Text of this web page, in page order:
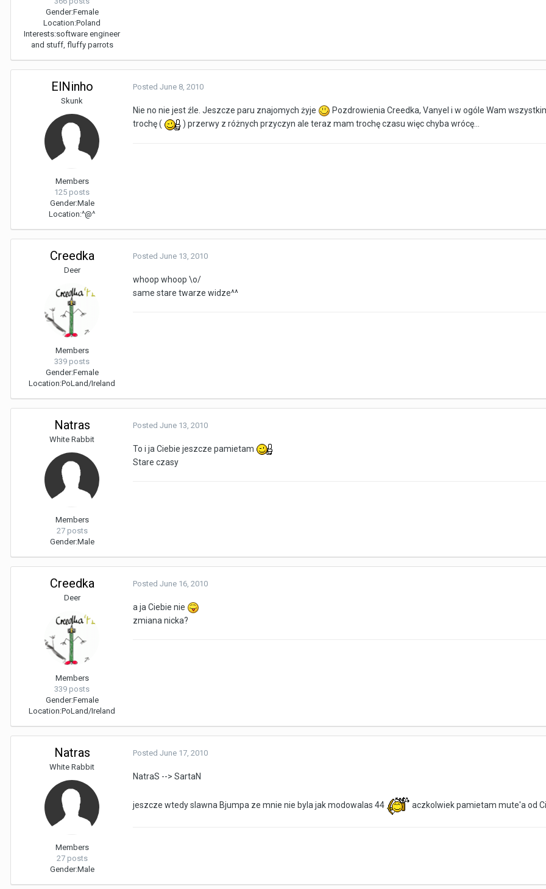
Gender:Female
Location:Poland
Interests:software engineer
and stuff, fluffy parrots
ElNinho
Skunk
Members
125 posts
Gender:Male
Location:^@^
Posted June 8, 2010
Nie no nie jest źle. Jeszcze paru znajomych żyje
Pozdrowienia Creedka, Vanyel i w ogóle Wam
trochę (
) przerwy z różnych przyczyn ale teraz mam trochę czasu więc chyba wrócę...
Creedka
Deer
Members
339 posts
Gender:Female
Location:PoLand/Ireland
Posted June 13, 2010
whoop whoop \o/
same stare twarze widze^^
Natras
White Rabbit
Members
27 posts
Gender:Male
Posted June 13, 2010
To i ja Ciebie jeszcze pamietam
Stare czasy
Creedka
Deer
Members
339 posts
Gender:Female
Location:PoLand/Ireland
Posted June 16, 2010
a ja Ciebie nie
zmiana nicka?
Natras
White Rabbit
Members
27 posts
Gender:Male
Posted June 17, 2010
NatraS --> SartaN
jeszcze wtedy slawna Bjumpa ze mnie nie byla jak modowalas 44 aczkolwiek pamietam mute'a od